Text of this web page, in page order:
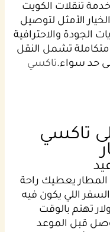
خدمة تنقلات الكويت
الأمثل لتوصيل
الجودة والاحترافية
تشمل النقل
حد سواء.تاكسي
تاكسي
المطار يعطيك راحة
اللي يكون فيه
تهتم بالوقت
قبل الموعد